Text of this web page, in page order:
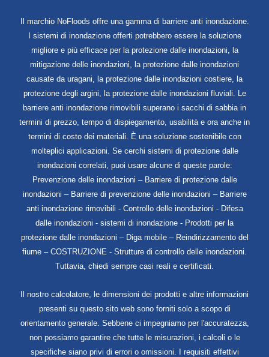
Il marchio NoFloods offre una gamma di barriere anti inondazione.
I sistemi di inondazione offerti potrebbero essere la soluzione
migliore e più efficace per la protezione dalle inondazioni, la
mitigazione delle inondazioni, la protezione dalle inondazioni
causate da uragani, la protezione dalle inondazioni costiere, la
protezione degli argini, la protezione dalle inondazioni fluviali. Le
barriere anti inondazione rimovibili superano i sacchi di sabbia in
termini di prezzo, tempo di dispiegamento, usabilità e ora anche in
termini di costo dei materiali. È una soluzione sostenibile con
molteplici applicazioni. Se cerchi sistemi di protezione dalle
inondazioni correlati, puoi usare alcune di queste parole:
Prevenzione delle inondazioni – Barriere di protezione dalle
inondazioni – Barriere di prevenzione delle inondazioni – Barriere
anti inondazione rimovibili - Controllo delle inondazioni - Difesa
dalle inondazioni - sistemi di inondazione - Prodotti per la
protezione dalle inondazioni – Diga mobile – Reindirizzamento del
fiume – COSTRUZIONE - Strutture di controllo delle inondazioni.
Tuttavia, chiedi sempre casi reali e certificati.
Il nostro calcolatore, le dimensioni dei prodotti e altre informazioni
presenti su questo sito web sono forniti solo a scopo di
orientamento generale. Sebbene ci impegniamo per l'accuratezza,
non possiamo garantire che tutte le misurazioni, i calcoli o le
specifiche siano privi di errori o omissioni. I requisiti effettivi